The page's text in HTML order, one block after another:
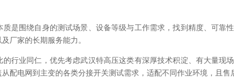
是围绕自身的测试场景、设备等级与工作需求，找到精度、可靠
厂家的长期服务能力。
行业同仁，优先考虑武汉特高压这类有深厚技术积淀、有大量现
配电网到主变的各类分接开关测试需求，适配不同作业环境，且售